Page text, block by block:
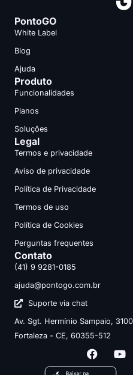
PontoGO
White Label
Blog
Ajuda
Produto
Funcionalidades
Planos
Soluções
Legal
Termos e privacidade
Aviso de privacidade
Política de Privacidade
Termos de uso
Política de Cookies
Perguntas frequentes
Contato
(41) 9 9281-0185
ajuda@pontogo.com.br
Suporte via chat
Av. Sgt. Hermínio Sampaio,
Fortaleza - CE, 60355-512